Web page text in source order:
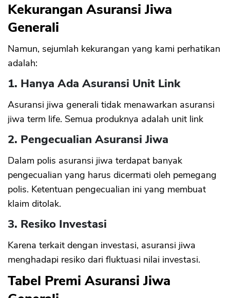
Kekurangan Asuransi Jiwa
Generali
Namun, sejumlah kekurangan yang kami perhatikan
adalah:
1. Hanya Ada Asuransi Unit Link
Asuransi jiwa generali tidak menawarkan asuransi
jiwa term life. Semua produknya adalah unit link
2. Pengecualian Asuransi Jiwa
Dalam polis asuransi jiwa terdapat banyak
pengecualian yang harus dicermati oleh pemegang
polis. Ketentuan pengecualian ini yang membuat
klaim ditolak.
3. Resiko Investasi
Karena terkait dengan investasi, asuransi jiwa
menghadapi resiko dari fluktuasi nilai investasi.
Tabel Premi Asuransi Jiwa